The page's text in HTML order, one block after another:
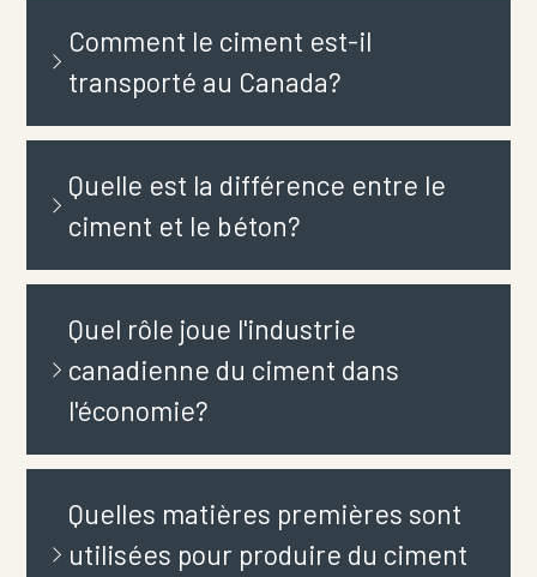
Comment le ciment est-il
transporté au Canada?
Quelle est la différence entre le
ciment et le béton?
Quel rôle joue l'industrie
canadienne du ciment dans
l'économie?
Quelles matières premières sont
utilisées pour produire du ciment